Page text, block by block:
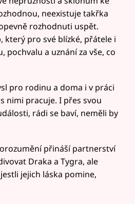
neexistuje takřka
rozhodnuti uspět.
který pro své blízké, přátele i
a uznání za vše, co
pro rodinu a doma i v práci
nimi pracuje. I přes svou
rádi se baví, neměli by
přináší partnerství
Draka a Tygra, ale
jejich láska pomine,